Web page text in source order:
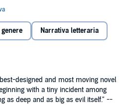
Narrativa letteraria
designed and most moving novel
with a tiny incident among
as deep and as big as evil itself." --